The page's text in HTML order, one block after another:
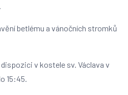
betlému a vánočních stromků
v kostele sv. Václava v
15:45.